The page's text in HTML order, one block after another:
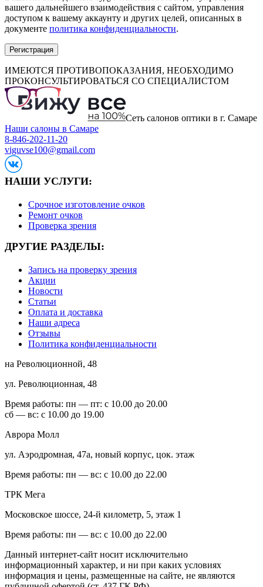
вашего дальнейшего взаимодействия с сайтом, управления
доступом к вашему аккаунту и других целей, описанных в
документе политика конфиденциальности.
Регистрация
ИМЕЮТСЯ ПРОТИВОПОКАЗАНИЯ, НЕОБХОДИМО
ПРОКОНСУЛЬТИРОВАТЬСЯ СО СПЕЦИАЛИСТОМ
Сеть салонов оптики в г. Самаре
Наши салоны в Самаре
8-846-202-11-20
viguvse100@gmail.com
НАШИ УСЛУГИ:
Срочное изготовление очков
Ремонт очков
Проверка зрения
ДРУГИЕ РАЗДЕЛЫ:
Запись на проверку зрения
Акции
Новости
Статьи
Оплата и доставка
Наши адреса
Отзывы
Политика конфиденциальности
на Революционной, 48
ул. Революционная, 48
Время работы: пн — пт: с 10.00 до 20.00
сб — вс: с 10.00 до 19.00
Аврора Молл
ул. Аэродромная, 47а, новый корпус, цок. этаж
Время работы: пн — вс: с 10.00 до 22.00
ТРК Мега
Московское шоссе, 24-й километр, 5, этаж 1
Время работы: пн — вс: с 10.00 до 22.00
Данный интернет-сайт носит исключительно
информационный характер, и ни при каких условиях
информация и цены, размещенные на сайте, не являются